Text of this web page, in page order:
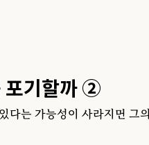
포기할까 ②
다는 가능성이 사라지면 그의